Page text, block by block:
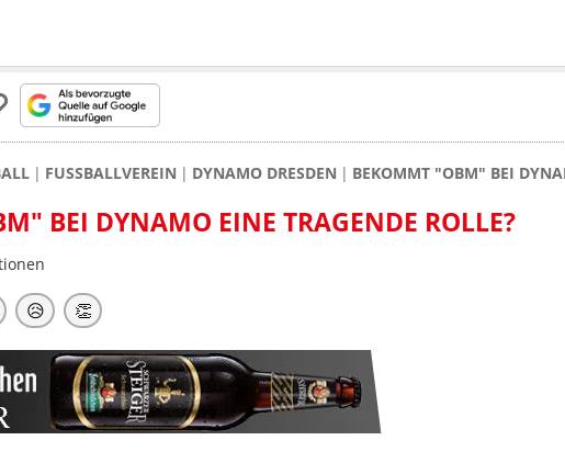
FUSSBALLVEREIN DYNAMO DRESDEN BEKOMMT "OBM" BEI
BEI DYNAMO EINE TRAGENDE ROLLE?
😥 👏